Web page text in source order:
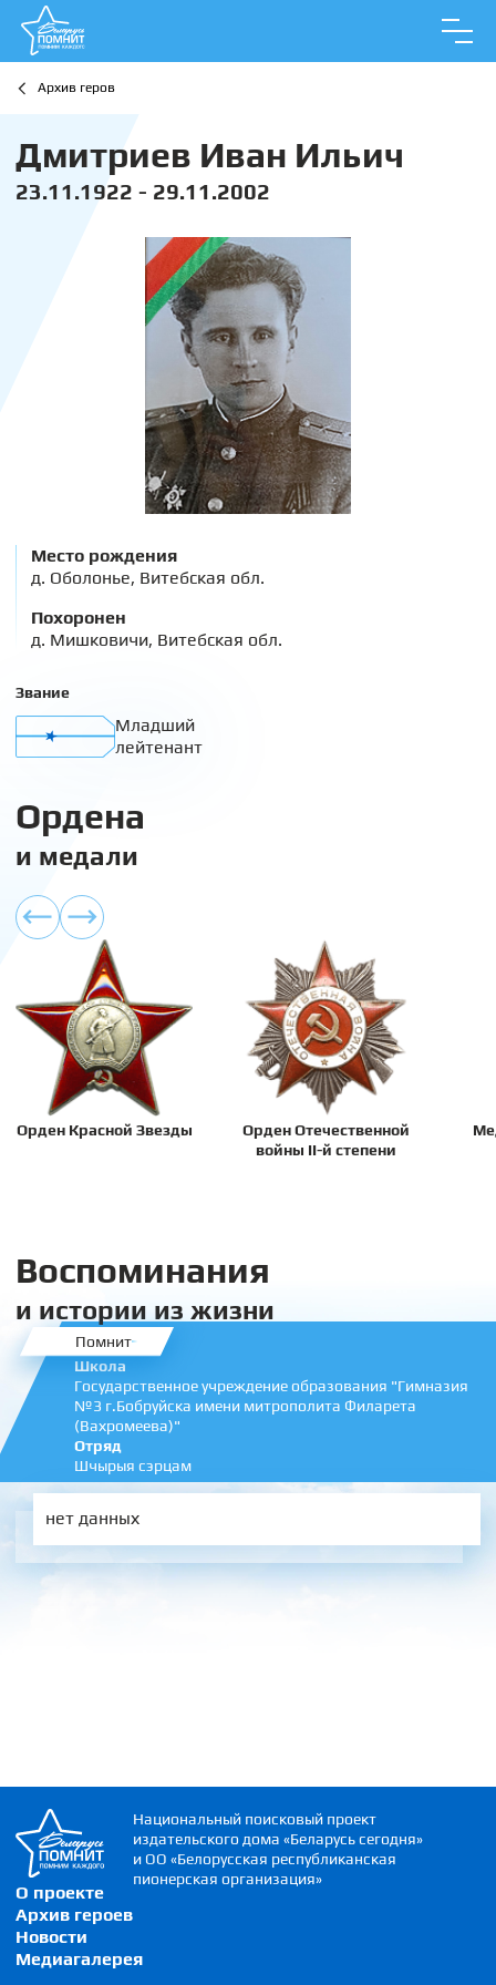
Архив геров
Дмитриев Иван Ильич
23.11.1922 - 29.11.2002
Место рождения
д. Оболонье, Витебская обл.
Похоронен
д. Мишковичи, Витебская обл.
Звание
Младший
лейтенант
Ордена
и медали
Орден Красной Звезды
Орден Отечественной
войны II-й степени
Воспоминания
и истории из жизни
Помнит
Школа
Государственное учреждение образования "Гимназия
№3 г.Бобруйска имени митрополита Филарета
(Вахромеева)"
Отряд
Шчырыя сэрцам
нет данных
О проекте
Архив героев
Новости
Медиагалерея
Национальный поисковый проект
издательского дома «Беларусь сегодня»
и ОО «Белорусская республиканская
пионерская организация»